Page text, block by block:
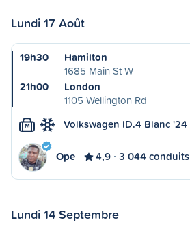
Lundi 17 Août
19h30
Hamilton
1685 Main St W
21h00
London
1105 Wellington Rd
M Volkswagen ID.4 Blanc '24
Ope 4,9 3 044 conduits
Lundi 14 Septembre